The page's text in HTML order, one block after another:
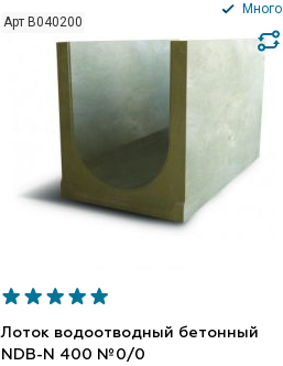
Арт B040200
Много
Лоток водоотводный бетонный
NDB-N 400 №0/0